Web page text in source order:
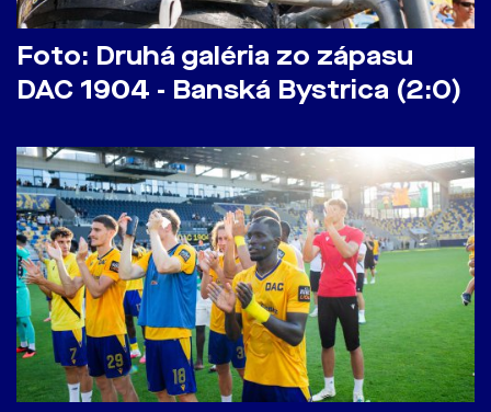
Foto: Druhá galéria zo zápasu
DAC 1904 - Banská Bystrica (2:0)